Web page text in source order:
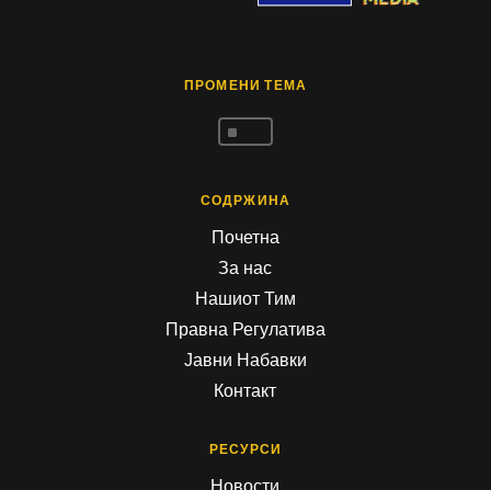
ПРОМЕНИ ТЕМА
^
СОДРЖИНА
Почетна
За нас
Нашиот Тим
Правна Регулатива
Јавни Набавки
Контакт
РЕСУРСИ